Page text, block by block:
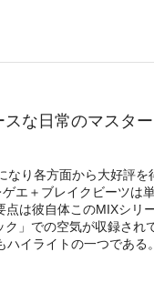
な日常のマスタ
り各方面から大好評
エ＋ブレイクビーツは
は彼自体このMIXシリ
」での空気が収録され
イライトの一つである。